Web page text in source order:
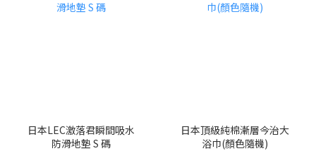
日本LEC激落君瞬間吸水
防滑地墊 S 碼
日本頂級純棉漸層今治大
浴巾(顏色隨機)